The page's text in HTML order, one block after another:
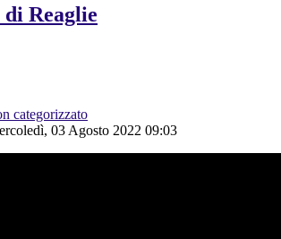
Reaglie
categorizzato
03 Agosto 2022 09:03